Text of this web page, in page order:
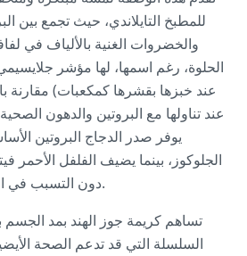
للمطبخ التايلاندي، حيث تجمع بين
والخضروات الغنية بالألياف في
عند خبزها بقشرها كمكعبات) مقارنة
عند تناولها مع البروتين والدهون
يوفر صدر الدجاج البروتين
الجلوكوز، بينما يضيف الفلفل الأحمر
دون التسبب في ارتفاع مفاجئ لسكر الدم.
تساهم كريمة جوز الهند بمد الجسم
السلسلة التي قد تدعم الصحة